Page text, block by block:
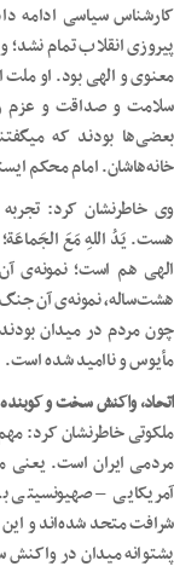
کارشناس سیاسی ادامه
پیروزی انقلاب تمام
معنوی و الهی بود. او ملت
سلامت و صداقت و عزم
بعضی‌ها بودند که
خانه‌هاشان. امام محکم
وی خاطرنشان کرد:
هست. یَدُ اللهِ مَعَ
الهی هم است؛ نمونه‌ی
هشت‌ساله، نمونه‌ی آن
چون مردم در میدان
مأیوس و ناامید شده است.
اتحاد، واکنش سخت و
ملکوتی خاطرنشان کرد:
مردمی ایران است. یعنی
آمریکایی – صهیونسیتی
شرافت متحد شده‌اند و
پشتوانه میدان در